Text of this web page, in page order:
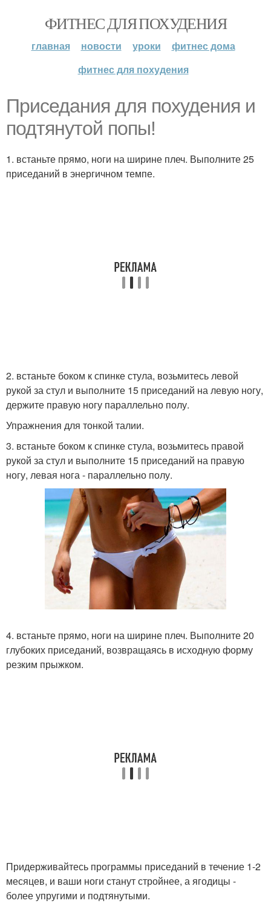
ФИТНЕС ДЛЯ ПОХУДЕНИЯ
главная новости уроки
фитнес дома
фитнес для похудения
Приседания для похудения и
подтянутой попы!
1. встаньте прямо, ноги на ширине плеч. Выполните 25
приседаний в энергичном темпе.
2. встаньте боком к спинке стула, возьмитесь левой
рукой за стул и выполните 15 приседаний на левую ногу,
держите правую ногу параллельно полу.
Упражнения для тонкой талии.
3. встаньте боком к спинке стула, возьмитесь правой
рукой за стул и выполните 15 приседаний на правую
ногу, левая нога - параллельно полу.
4. встаньте прямо, ноги на ширине плеч. Выполните 20
глубоких приседаний, возвращаясь в исходную форму
резким прыжком.
Придерживайтесь программы приседаний в течение 1-2
месяцев, и ваши ноги станут стройнее, а ягодицы -
более упругими и подтянутыми.